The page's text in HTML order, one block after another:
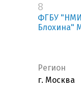
8
ФГБУ
Блохина"
Регион
г. Москва